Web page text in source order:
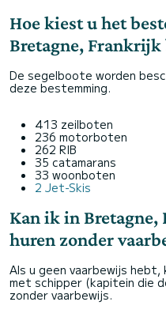
Hoe kiest u het
Bretagne, Frankrijk
De segelboote worden
deze bestemming.
413 zeilboten
236 motorboten
262 RIB
35 catamarans
33 woonboten
2 Jet-Skis
Kan ik in
huren zonder
Als u geen vaarbewijs
met schipper (kapitein die
zonder vaarbewijs.